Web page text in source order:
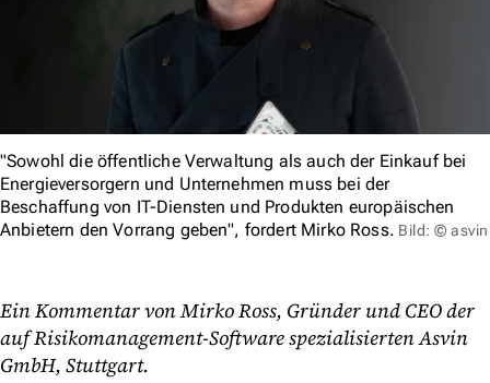
"Sowohl die öffentliche Verwaltung als auch der Einkauf bei
Energieversorgern und Unternehmen muss bei der
Beschaffung von IT-Diensten und Produkten europäischen
Anbietern den Vorrang geben", fordert Mirko Ross. Bild: © asvin
Ein Kommentar von Mirko Ross, Gründer und CEO der
auf Risikomanagement-Software spezialisierten Asvin
GmbH, Stuttgart.